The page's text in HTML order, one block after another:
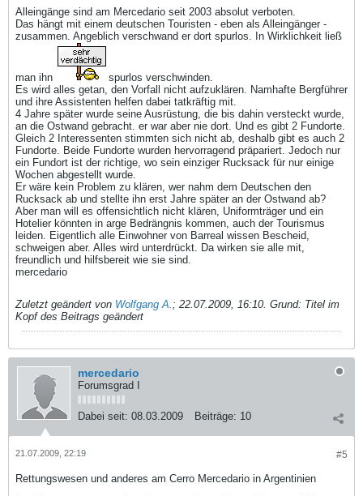
Alleingänge sind am Mercedario seit 2003 absolut verboten.
Das hängt mit einem deutschen Touristen - eben als Alleingänger -
zusammen. Angeblich verschwand er dort spurlos. In Wirklichkeit ließ
man ihn
spurlos verschwinden.
Es wird alles getan, den Vorfall nicht aufzuklären. Namhafte Bergführer
und ihre Assistenten helfen dabei tatkräftig mit.
4 Jahre später wurde seine Ausrüstung, die bis dahin versteckt wurde,
an die Ostwand gebracht. er war aber nie dort. Und es gibt 2 Fundorte.
Gleich 2 Interessenten stimmten sich nicht ab, deshalb gibt es auch 2
Fundorte. Beide Fundorte wurden hervorragend präpariert. Jedoch nur
ein Fundort ist der richtige, wo sein einziger Rucksack für nur einige
Wochen abgestellt wurde.
Er wäre kein Problem zu klären, wer nahm dem Deutschen den
Rucksack ab und stellte ihn erst Jahre später an der Ostwand ab?
Aber man will es offensichtlich nicht klären, Uniformträger und ein
Hotelier könnten in arge Bedrängnis kommen, auch der Tourismus
leiden. Eigentlich alle Einwohner von Barreal wissen Bescheid,
schweigen aber. Alles wird unterdrückt. Da wirken sie alle mit,
freundlich und hilfsbereit wie sie sind.
mercedario
Zuletzt geändert von Wolfgang A.; 22.07.2009, 16:10. Grund: Titel im
Kopf des Beitrags geändert
mercedario
Forumsgrad I
Dabei seit: 08.03.2009 Beiträge: 10
#5
21.07.2009, 22:19
Rettungswesen und anderes am Cerro Mercedario in Argentinien